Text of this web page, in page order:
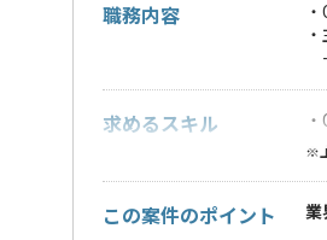
職務内容
-
求めるスキル
※
この案件のポイント 業